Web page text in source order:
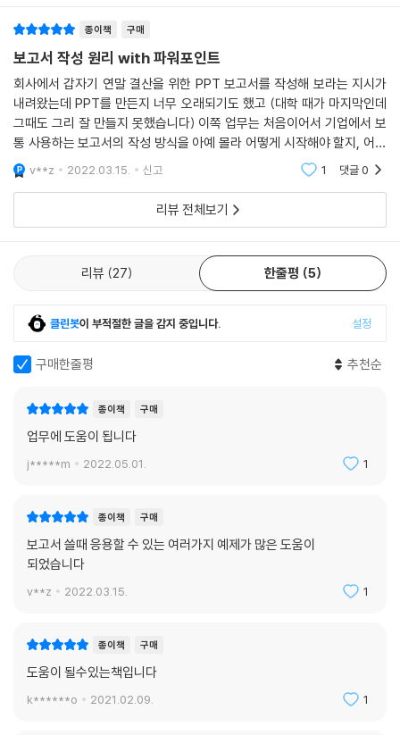
4단계: 시각
01 보고서 디자인의 기본원리 ① 통일
-통일: 반복과 연속성으로 전체를 통일하라
02 보고서 디자인의 기본원리 ② 배치
-배치: 안정감 있는 구도로 배치하라
[무작정 따라하기] 파워포인트에서 줄 간격 조절하기
[전문가의 조언] 구성 요소의 간격을 항상 체크하라
[무작정 따라하기] 파워포인트 맞춤 기능으로 질서 있게 정렬하기
04 보고서 디자인의 기본원리 ④ 강조
-강조: 색상 대비로 중요 항목을 강조하라
05 보고서의 색상 구성
-색상환으로 색의 기본을 이해하라
[전문가의 조언] 파워포인트의 색 상자
-무채색을 활용하라
-회사 로고의 색을 활용하라
[무작정 따라하기] 파워포인트의 색 상자로 명도 조절하기
[전문가의 조언] 파워포인트의 색 상자로 색상, 명도, 채도를 조절하라
06 보고서의 시각적 구성 요소 ① 텍스트
-텍스트: 위계의 순서대로 텍스트 크기를 조절하라
-텍스트: 텍스트의 줄 간격을 조절해 분리하라
문서형 보고서는 텍스트 위주로 작성하기 때문에 디자인에 대한 부담이 없
지만, 프레젠테이션형 보고서는 도해, 배색, 배치 등을 동시에 신경 써야
때문에 부담을 느낄 수밖에 없습니다. 실제 사례 보고서 Before & After
에서는 실제 프레젠테이션형 보고서의 작성 과정을 살펴보면서 좀 더 좋은
보고서를 작성법을 소개합니다.
종이책 구매
보고서 작성 원리 with 파워포인트
회사에서 갑자기 연말 결산을 위한 PPT 보고서를 작성해 보라는 지시가
내려왔는데 PPT를 만든지 너무 오래되기도 했고 (대학 때가 마지막인데
그때도 그리 잘 만들지 못했습니다) 이쪽 업무는 처음이어서 기업에서 보
통 사용하는 보고서의 작성 방식을 아예 몰라 어떻게 시작해야 할지, 어떻
게 전개해야 할지 깜깜하였습니다. 그래서 일단 서점에 가서 여러 책을 둘
러본 후에 이 책을
v**z 2022.03.15. 신고 1 댓글0
리뷰 전체보기
리뷰 27 한줄평 5
클린봇이 부적절한 글을 감지 중입니다. 설정
구매한줄평 추천순
종이책 구매
업무에 도움이 됩니다
j*****m 2022.05.01. 1
종이책 구매
보고서 쓸때 응용할 수 있는 여러가지 예제가 많은 도움이
되었습니다
v**z 2022.03.15. 1
종이책 구매
도움이 될수있는책입니다
k******o 2021.02.09. 1